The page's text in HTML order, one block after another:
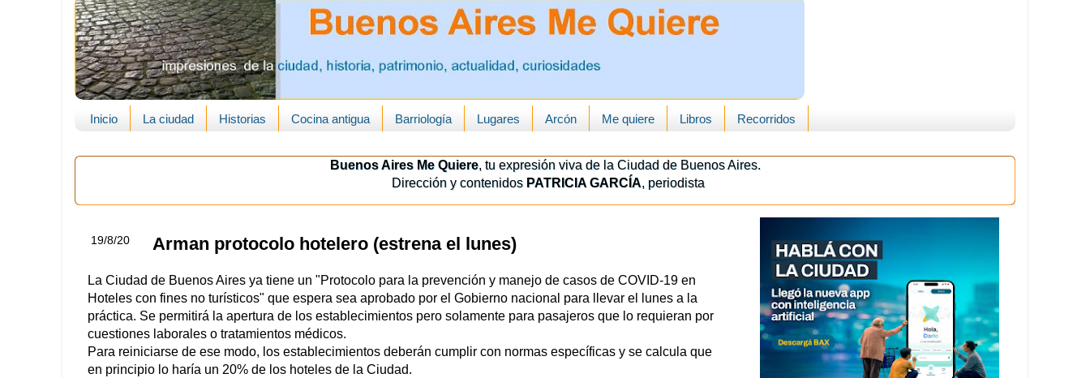
Inicio La ciudad Historias Cocina antigua Barriología Lugares Arcón Me quiere Libros Recorridos
Buenos Aires Me Quiere, tu expresión viva de la Ciudad de Buenos Aires.
Dirección y contenidos PATRICIA GARCÍA, periodista
19/8/20 Arman protocolo hotelero (estrena el lunes)
La Ciudad de Buenos Aires ya tiene un "Protocolo para la prevención y manejo de casos de COVID-19 en
Hoteles con fines no turísticos" que espera sea aprobado por el Gobierno nacional para llevar el lunes a la
práctica. Se permitirá la apertura de los establecimientos pero solamente para pasajeros que lo requieran por
cuestiones laborales o tratamientos médicos.
Para reiniciarse de ese modo, los establecimientos deberán cumplir con normas específicas y se calcula que
en principio lo haría un 20% de los hoteles de la Ciudad.